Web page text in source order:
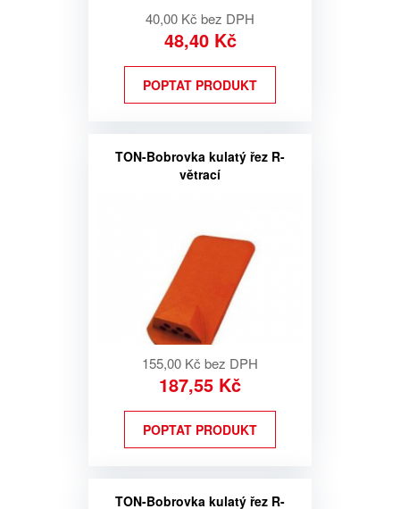
40,00 Kč bez DPH
48,40 Kč
POPTAT PRODUKT
TON-Bobrovka kulatý řez R-
větrací
155,00 Kč bez DPH
187,55 Kč
POPTAT PRODUKT
TON-Bobrovka kulatý řez R-